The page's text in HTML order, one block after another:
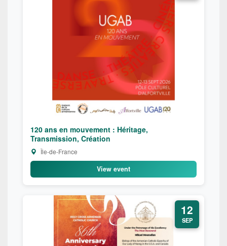
120 ans en mouvement : Héritage,
Transmission, Création
Île-de-France
View event
12
SEP